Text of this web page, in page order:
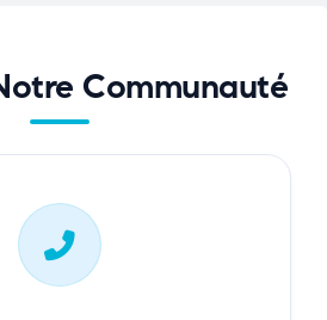
Communauté